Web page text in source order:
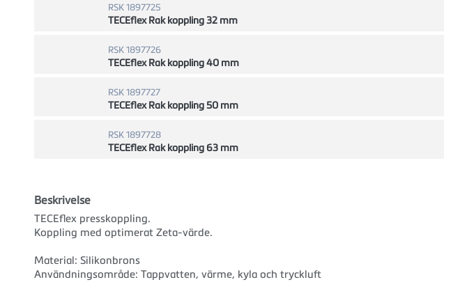
RSK 1897725
TECEflex Rak koppling 32 mm
RSK 1897726
TECEflex Rak koppling 40 mm
RSK 1897727
TECEflex Rak koppling 50 mm
RSK 1897728
TECEflex Rak koppling 63 mm
Beskrivelse
TECEflex presskoppling.
Koppling med optimerat Zeta-värde.
Material: Silikonbrons
Användningsområde: Tappvatten, värme, kyla och tryckluft